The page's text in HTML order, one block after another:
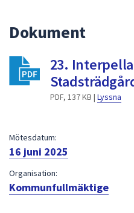
Dokument
23.
PDF, 137 KB | Lyssna
Mötesdatum:
16 juni 2025
Organisation:
Kommunfullmäktige